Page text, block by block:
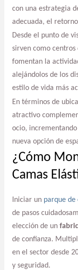
con una estrategia
adecuada, el
Desde el punto de
sirven como
fomentan la
alejándolos de los
estilo de vida más
En términos de
atractivo
ocio,
nueva opción de
¿Cómo
Camas
Iniciar un parque de
de pasos
elección de un
de confianza.
en el sector desde
y seguridad.